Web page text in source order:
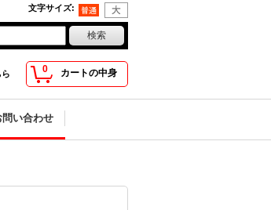
文字サイズ:
0 カートの中身
問い合わせ